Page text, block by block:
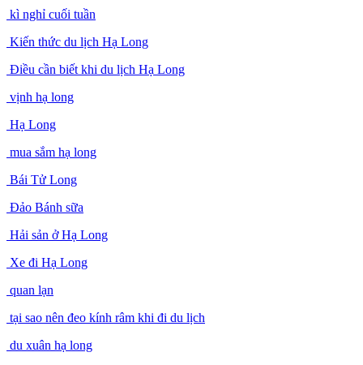
kì nghỉ cuối tuần
Kiến thức du lịch Hạ Long
Điều cần biết khi du lịch Hạ Long
vịnh hạ long
Hạ Long
mua sắm hạ long
Bái Tử Long
Đảo Bánh sữa
Hải sản ở Hạ Long
Xe đi Hạ Long
quan lạn
tại sao nên đeo kính râm khi đi du lịch
du xuân hạ long